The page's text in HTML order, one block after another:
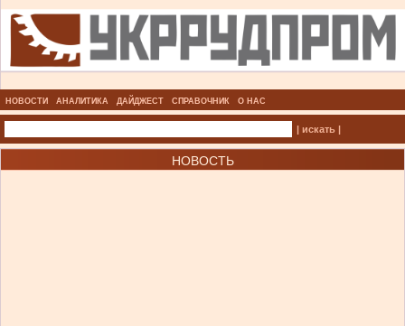
НОВОСТИ АНАЛИТИКА ДАЙДЖЕСТ СПРАВОЧНИК О НАС
| искать |
НОВОСТЬ